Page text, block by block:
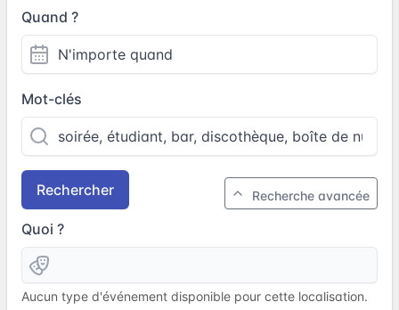
Quand ?
Mot-clés
Rechercher Recherche avancée
Quoi ?
Aucun type d'événement disponible pour cette localisation.